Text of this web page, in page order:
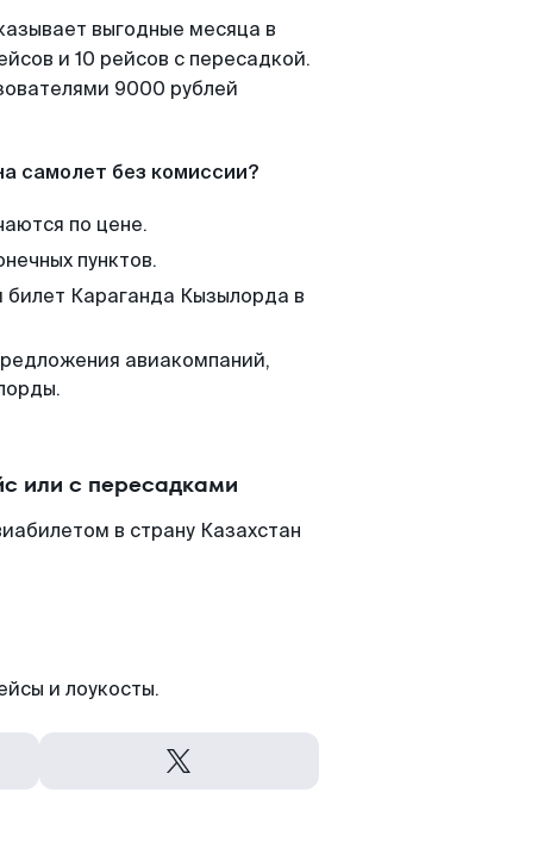
выгодные месяца в
и 10 рейсов с пересадкой.
9000 рублей
самолет без комиссии?
по цене.
пунктов.
билет Караганда Кызылорда в
авиакомпаний,
или с пересадками
в страну Казахстан
и лоукосты.